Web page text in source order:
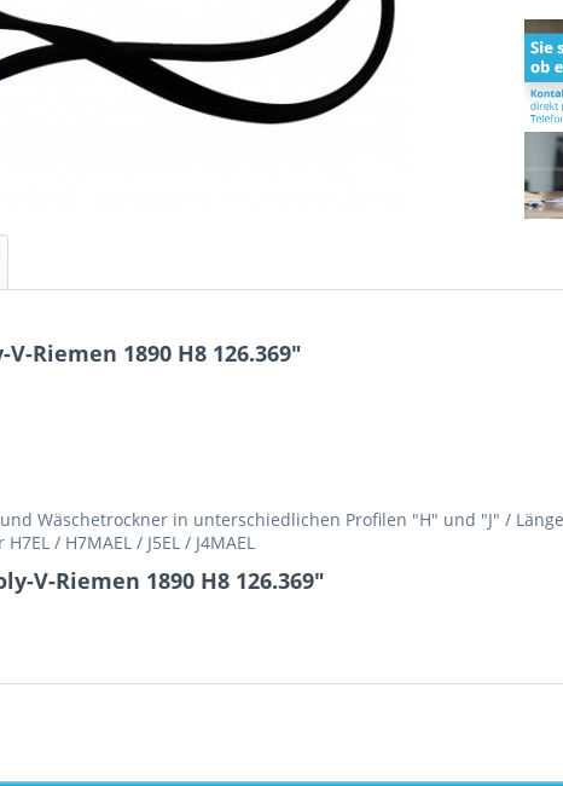
Riemen 1890 H8 126.369"
Wäschetrockner in unterschiedlichen Profilen "H" und "J" /
/ H7MAEL / J5EL / J4MAEL
V-Riemen 1890 H8 126.369"